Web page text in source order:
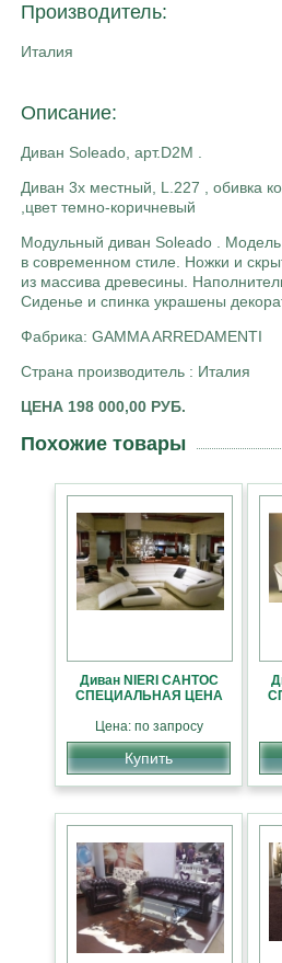
Производитель:
Италия
Описание:
Диван Soleado, арт.D2M .
Диван 3х местный, L.227 , обивка
,цвет темно-коричневый
Модульный диван Soleado .
в современном стиле. Ножки и
из массива древесины.
Сиденье и спинка украшены
Фабрика: GAMMA ARREDAMENTI
Страна производитель : Италия
ЦЕНА 198 000,00 РУБ.
Похожие товары
Диван NIERI САНТОС
СПЕЦИАЛЬНАЯ ЦЕНА
Цена: по запросу
Купить